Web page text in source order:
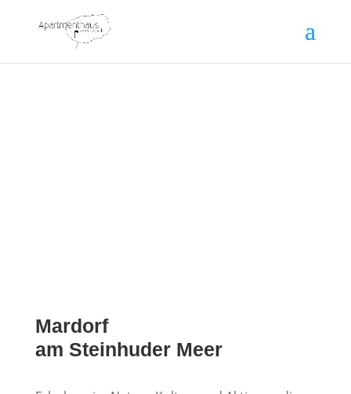
Mardorf
am Steinhuder Meer